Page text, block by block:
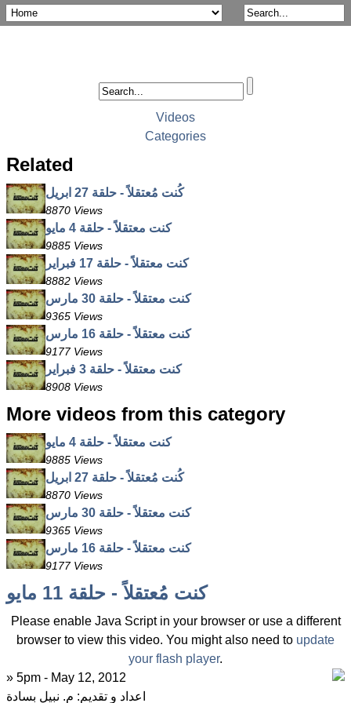
Videos
Categories
Related
كُنت مُعتقلاً - حلقة 27 ابريل
8870 Views
كنت معتقلاً - حلقة 4 مايو
9885 Views
كنت معتقلاً - حلقة 17 فبراير
8882 Views
كنت معتقلاً - حلقة 30 مارس
9365 Views
كنت معتقلاً - حلقة 16 مارس
9177 Views
كنت معتقلاً - حلقة 3 فبراير
8908 Views
More videos from this category
كنت معتقلاً - حلقة 4 مايو
9885 Views
كُنت مُعتقلاً - حلقة 27 ابريل
8870 Views
كنت معتقلاً - حلقة 30 مارس
9365 Views
كنت معتقلاً - حلقة 16 مارس
9177 Views
كنت مُعتقلاً - حلقة 11 مايو
Please enable Java Script in your browser or use a different
browser to view this video. You might also need to update
your flash player.
» 5pm - May 12, 2012
اعداد و تقديم: م. نبيل بسادة